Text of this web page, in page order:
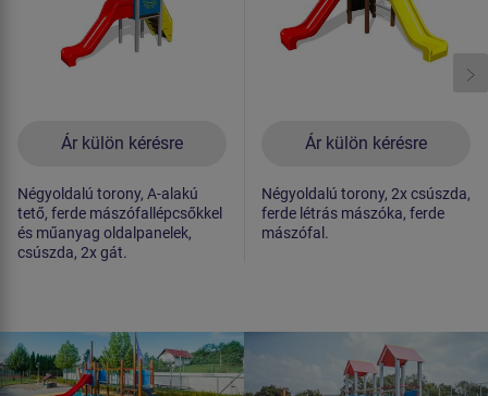
Ár külön kérésre
Négyoldalú torony, A-alakú
tető, ferde mászófallépcsőkkel
és műanyag oldalpanelek,
csúszda, 2x gát.
Ár külön kérésre
Négyoldalú torony, 2x csúszda,
ferde létrás mászóka, ferde
mászófal.